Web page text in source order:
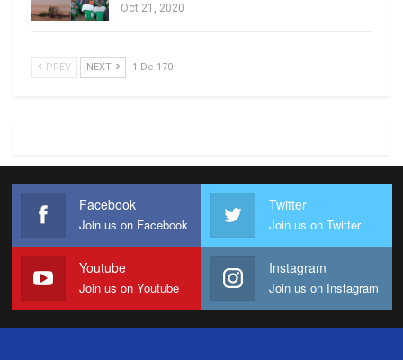
Oct 21, 2020
PREV NEXT 1 De 170
Facebook
Join us on Facebook
Twitter
Join us on Twitter
Youtube
Join us on Youtube
Instagram
Join us on Instagram